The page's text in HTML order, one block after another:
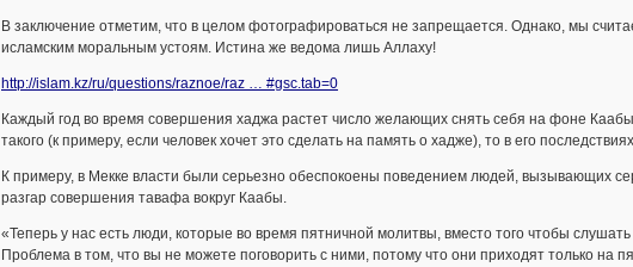
В заключение отметим, что в целом фотографироваться не запрещается. Однако, мы
исламским моральным устоям. Истина же ведома лишь Аллаху!
http://islam.kz/ru/questions/raznoe/raz … #gsc.tab=0
Каждый год во время совершения хаджа растет число желающих снять себя на фоне
такого (к примеру, если человек хочет это сделать на память о хадже), то в его
К примеру, в Мекке власти были серьезно обеспокоены поведением людей, вызывающих
разгар совершения тавафа вокруг Каабы.
«Теперь у нас есть люди, которые во время пятничной молитвы, вместо того чтобы
Проблема в том, что вы не можете поговорить с ними, потому что они приходят только на